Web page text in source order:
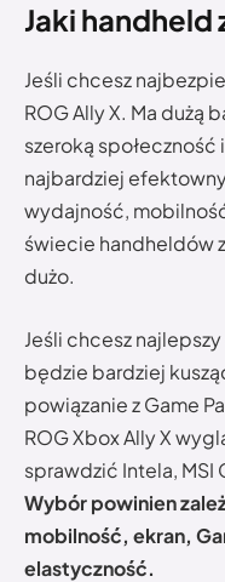
Jaki
Jeśli chcesz
ROG Ally X. Ma dużą
szeroką
najbardziej
wydajność,
świecie handheldów
dużo.
Jeśli chcesz
będzie bardziej
powiązanie z Game
ROG Xbox Ally X
sprawdzić Intela, MSI
Wybór powinien
mobilność, ekran,
elastyczność.